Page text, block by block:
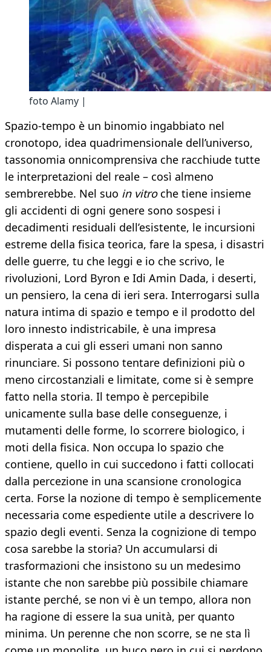
foto Alamy |
Spazio-tempo è un binomio ingabbiato nel
cronotopo, idea quadrimensionale dell’universo,
tassonomia onnicomprensiva che racchiude tutte
le interpretazioni del reale – così almeno
sembrerebbe. Nel suo in vitro che tiene insieme
gli accidenti di ogni genere sono sospesi i
decadimenti residuali dell’esistente, le incursioni
estreme della fisica teorica, fare la spesa, i disastri
delle guerre, tu che leggi e io che scrivo, le
rivoluzioni, Lord Byron e Idi Amin Dada, i deserti,
un pensiero, la cena di ieri sera. Interrogarsi sulla
natura intima di spazio e tempo e il prodotto del
loro innesto indistricabile, è una impresa
disperata a cui gli esseri umani non sanno
rinunciare. Si possono tentare definizioni più o
meno circostanziali e limitate, come si è sempre
fatto nella storia. Il tempo è percepibile
unicamente sulla base delle conseguenze, i
mutamenti delle forme, lo scorrere biologico, i
moti della fisica. Non occupa lo spazio che
contiene, quello in cui succedono i fatti collocati
dalla percezione in una scansione cronologica
certa. Forse la nozione di tempo è semplicemente
necessaria come espediente utile a descrivere lo
spazio degli eventi. Senza la cognizione di tempo
cosa sarebbe la storia? Un accumularsi di
trasformazioni che insistono su un medesimo
istante che non sarebbe più possibile chiamare
istante perché, se non vi è un tempo, allora non
ha ragione di essere la sua unità, per quanto
minima. Un perenne che non scorre, se ne sta lì